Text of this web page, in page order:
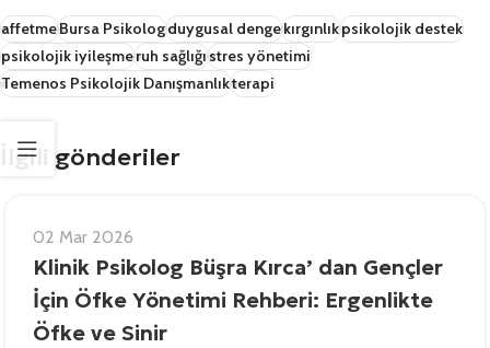
affetmeBursa Psikologduygusal dengekırgınlıkpsikolojik destek
psikolojik iyileşmeruh sağlığıstres yönetimi
Temenos Psikolojik Danışmanlıkterapi
İlgili gönderiler
02 Mar 2026
Klinik Psikolog Büşra Kırca’ dan Gençler
İçin Öfke Yönetimi Rehberi: Ergenlikte
Öfke ve Sinir